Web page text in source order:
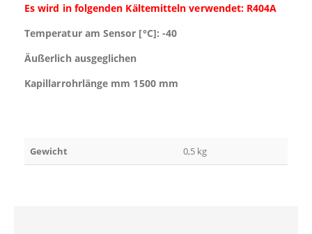
Es wird in folgenden Kältemitteln verwendet: R404A
Temperatur am Sensor [°C]: -40
Äußerlich ausgeglichen
Kapillarrohrlänge mm 1500 mm
Gewicht 0,5 kg